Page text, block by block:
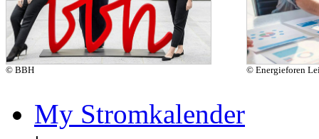
© BBH © Energieforen
My Stromkalender